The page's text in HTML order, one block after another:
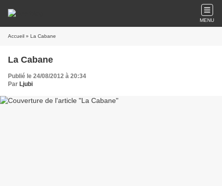
MENU
Accueil » La Cabane
La Cabane
Publié le 24/08/2012 à 20:34
Par Ljubi